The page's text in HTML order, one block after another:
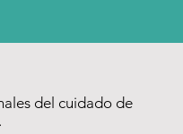
del cuidado de